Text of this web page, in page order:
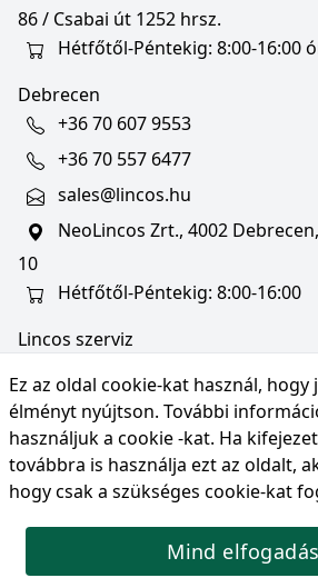
Ez az oldal cookie-kat használ,
élményt nyújtson. További
használjuk a cookie -kat. Ha
továbbra is használja ezt az oldalt,
hogy csak a szükséges cookie-kat
Mind
86 / Csabai út 1252 hrsz.
Hétfőtől-Péntekig: 8:00-16:00
Debrecen
+36 70 607 9553
+36 70 557 6477
sales@lincos.hu
NeoLincos Zrt., 4002
10
Hétfőtől-Péntekig: 8:00-16:00
Lincos szerviz
NeoLincos Zrt., 4002
10
Nyitvatartás: hétfő-péntek